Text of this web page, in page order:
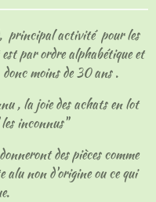
g
r
g
r
g
r
g
r
principal activité pour les
par ordre alphabétique et
moins de 30 ans .
, la joie des achats en lot
inconnus"
des pièces comme
alu non d'origine ou ce qui